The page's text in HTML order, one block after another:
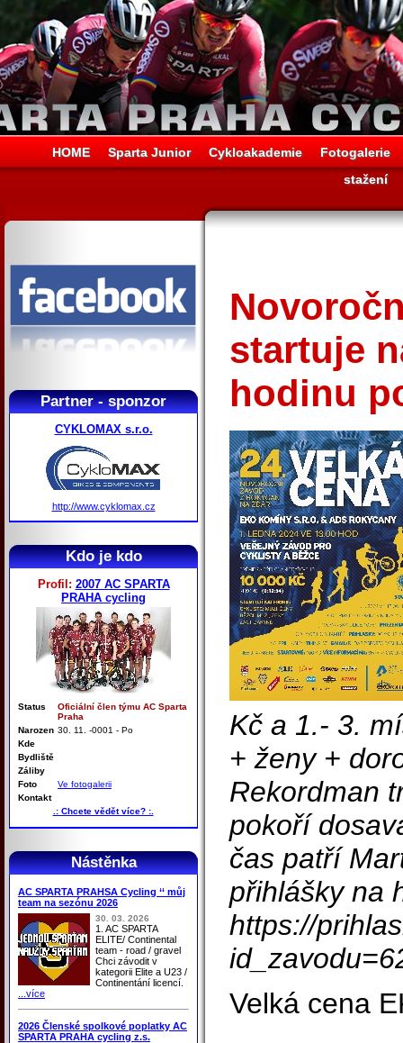
HOME Sparta Junior Cykloakademie
Fotogalerie
stažení
Partner - sponzor
CYKLOMAX s.r.o.
http://www.cyklomax.cz
Kdo je kdo
Profil: 2007 AC SPARTA
PRAHA cycling
Status
Oficiální člen týmu AC Sparta
Praha
Narozen 30. 11. -0001 - Po
Kde
Bydliště
Záliby
Foto
Ve fotogalerii
Kontakt
.: Chcete vědět více? :.
Nástěnka
AC SPARTA PRAHSA Cycling ‘‘ můj
team na sezónu 2026
30. 03. 2026
1. AC SPARTA
ELITE/ Continental
team - road / gravel
Chci závodit v
kategorii Elite a U23 /
Continentání licencí.
...více
2026 Členské spolkové poplatky AC
SPARTA PRAHA cycling z.s.
startuje
hodinu
Kč a 1.- 3.
+ ženy +
Rekordman
pokoří
čas patří
přihlášky na
https://
Velká cena